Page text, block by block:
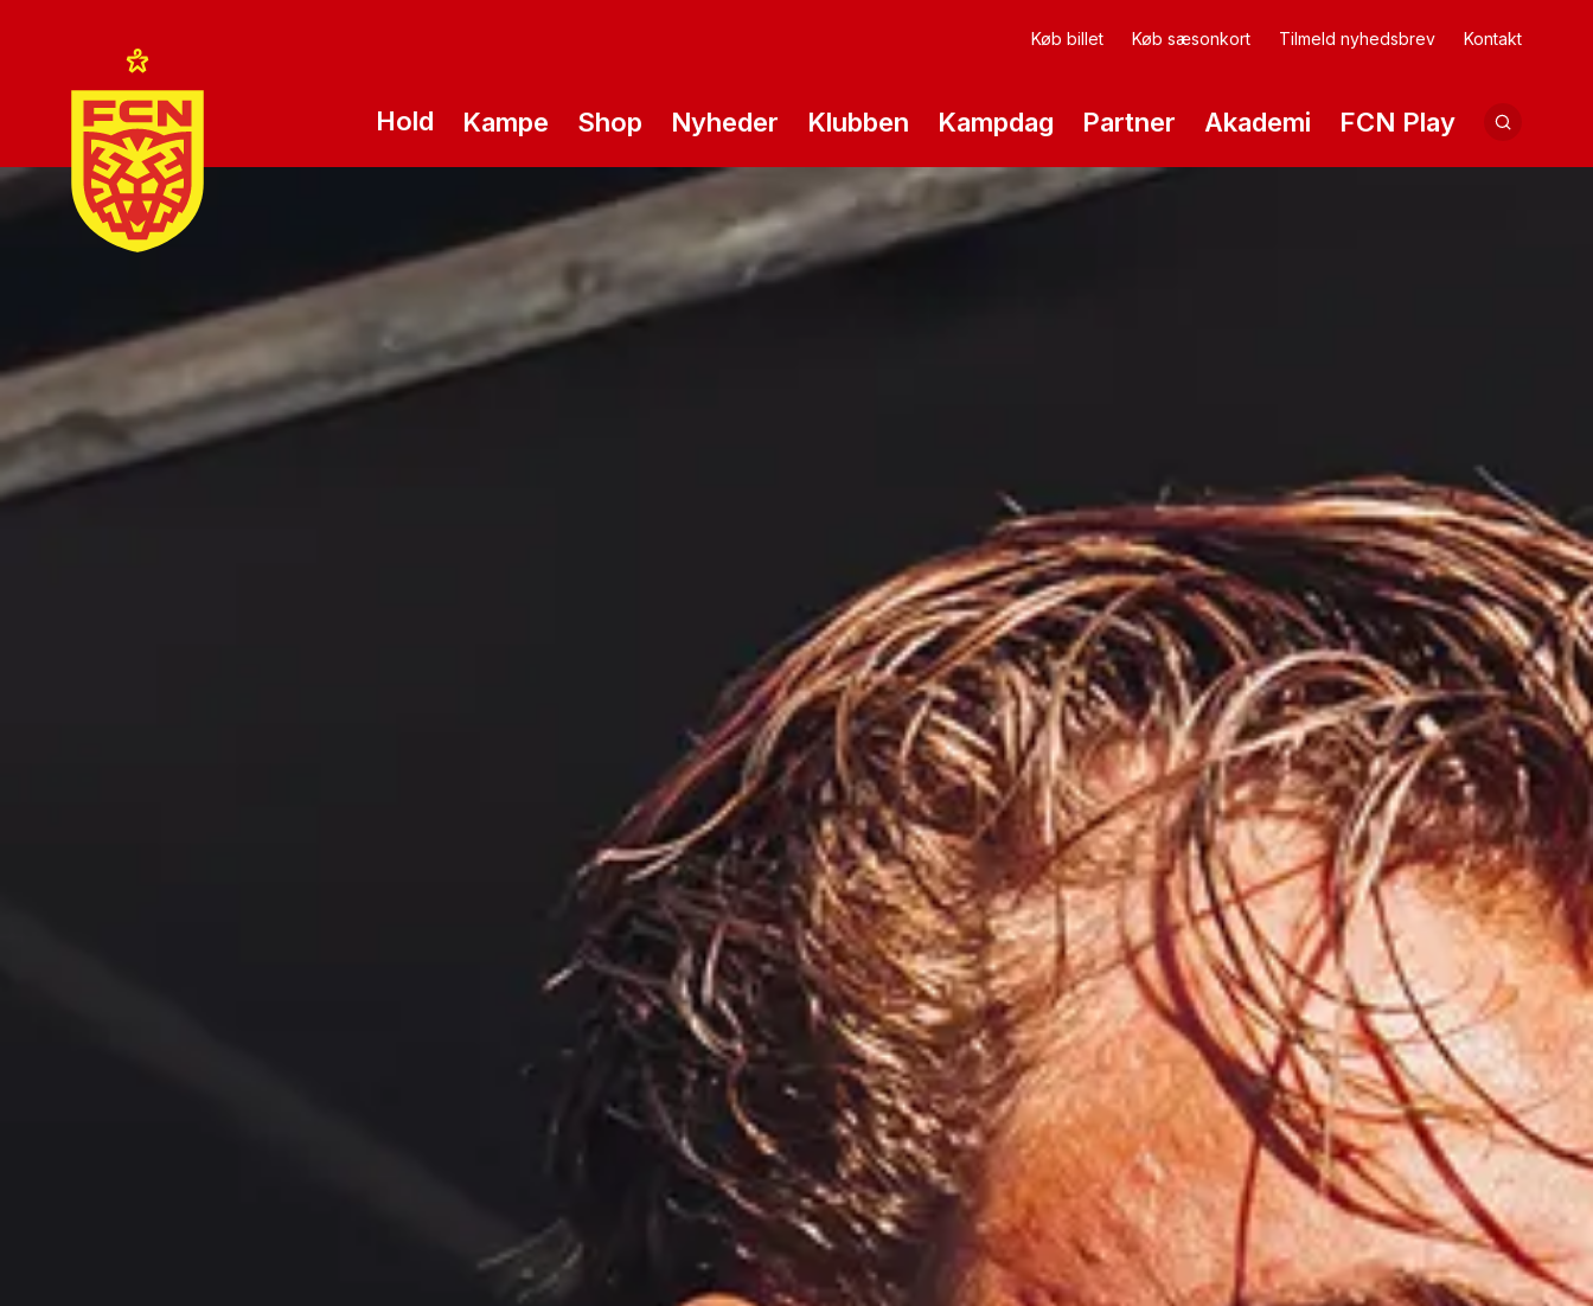
Hold Kampe Shop Nyheder Klubben Kampdag Partner Akademi FCN Play
Køb billet Køb sæsonkort Tilmeld nyhedsbrev Kontakt